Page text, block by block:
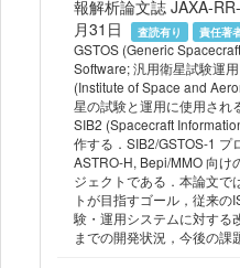
報解析論文誌 JAXA-
月31日
査読有り 責任著
GSTOS (Generic
Software; 汎用衛星試験運
(Institute of Space and
星の試験と運用に使用され
SIB2 (Spacecraft
作する．SIB2/GSTOS-1 プ
ASTRO-H, Bepi/MMO 向け
ジェクトである．本論文で
トが目指すゴール，従来
験・運用システムに対する
までの開発状況，今後の課